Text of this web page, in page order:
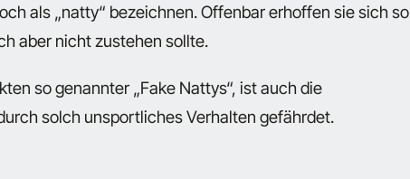
als „natty“ bezeichnen. Offenbar erhoffen sie sich so
aber nicht zustehen sollte.
so genannter „Fake Nattys“, ist auch die
solch unsportliches Verhalten gefährdet.